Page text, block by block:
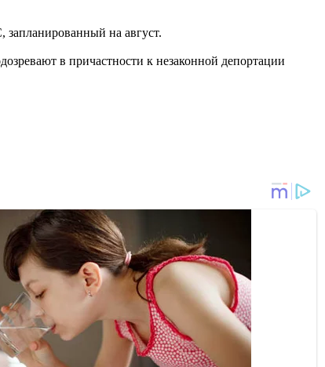
на август.
в причастности к незаконной депортации